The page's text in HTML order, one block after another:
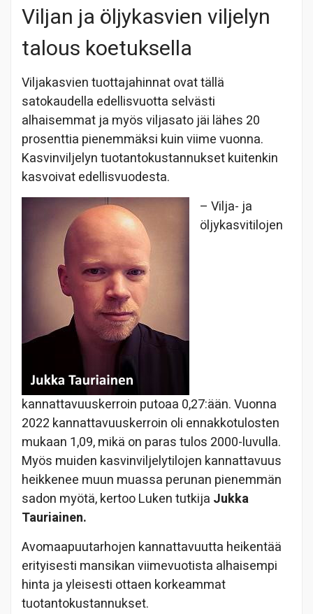
Viljan ja öljykasvien viljelyn
talous koetuksella
Viljakasvien tuottajahinnat ovat tällä
satokaudella edellisvuotta selvästi
alhaisemmat ja myös viljasato jäi lähes 20
prosenttia pienemmäksi kuin viime vuonna.
Kasvinviljelyn tuotantokustannukset kuitenkin
kasvoivat edellisvuodesta.
– Vilja- ja
öljykasvitilojen
kannattavuuskerroin putoaa 0,27:ään. Vuonna
2022 kannattavuuskerroin oli ennakkotulosten
mukaan 1,09, mikä on paras tulos 2000-luvulla.
Myös muiden kasvinviljelytilojen kannattavuus
heikkenee muun muassa perunan pienemmän
sadon myötä, kertoo Luken tutkija Jukka
Tauriainen.
Avomaapuutarhojen kannattavuutta heikentää
erityisesti mansikan viimevuotista alhaisempi
hinta ja yleisesti ottaen korkeammat
tuotantokustannukset.